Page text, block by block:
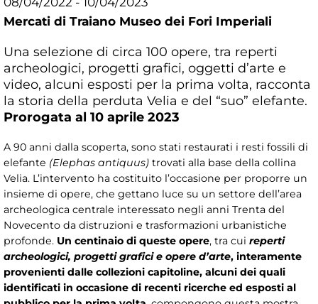
Mercati di Traiano Museo dei Fori Imperiali
Una selezione di circa 100 opere, tra reperti
archeologici, progetti grafici, oggetti d’arte e
video, alcuni esposti per la prima volta, racconta
la storia della perduta Velia e del “suo” elefante.
Prorogata al 10 aprile 2023
A 90 anni dalla scoperta, sono stati restaurati i resti fossili di
elefante (Elephas antiquus) trovati alla base della collina
Velia. L’intervento ha costituito l’occasione per proporre un
insieme di opere, che gettano luce su un settore dell’area
archeologica centrale interessato negli anni Trenta del
Novecento da distruzioni e trasformazioni urbanistiche
profonde. Un centinaio di queste opere, tra cui reperti
archeologici, progetti grafici e opere d’arte, interamente
provenienti dalle collezioni capitoline, alcuni dei quali
identificati in occasione di recenti ricerche ed esposti al